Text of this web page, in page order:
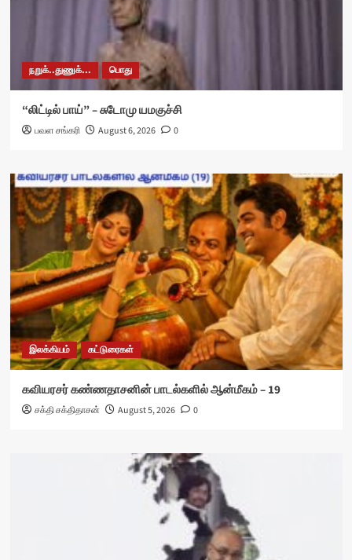
நறுக்..துணுக்... பொது
“லிட்டில் பாய்” – சுடோமு யமகுச்சி
பவள சங்கரி August 6, 2026 0
இலக்கியம் கட்டுரைகள்
கவியரசர் கண்ணதாசனின் பாடல்களில் ஆன்மீகம் – 19
சக்தி சக்திதாசன் August 5, 2026 0